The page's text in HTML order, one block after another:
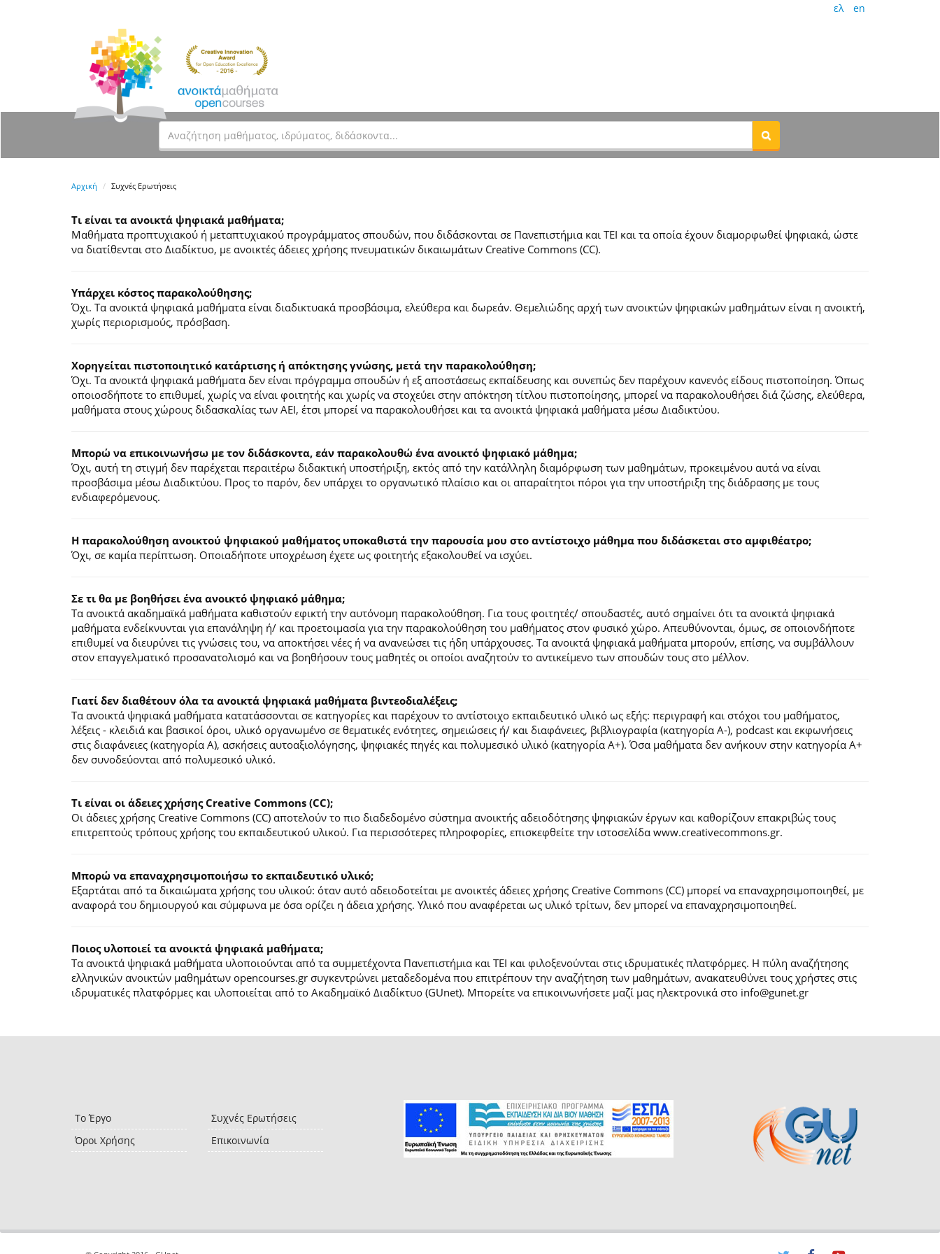
ελ en
Αρχική Συχνές Ερωτήσεις
Τι είναι τα ανοικτά ψηφιακά μαθήματα;
Μαθήματα προπτυχιακού ή μεταπτυχιακού προγράμματος σπουδών, που διδάσκονται σε Πανεπιστήμια και ΤΕΙ και τα οποία έχουν διαμορφωθεί ψηφιακά, ώστε
να διατίθενται στο Διαδίκτυο, με ανοικτές άδειες χρήσης πνευματικών δικαιωμάτων Creative Commons (CC).
Υπάρχει κόστος παρακολούθησης;
Όχι. Τα ανοικτά ψηφιακά μαθήματα είναι διαδικτυακά προσβάσιμα, ελεύθερα και δωρεάν. Θεμελιώδης αρχή των ανοικτών ψηφιακών μαθημάτων είναι η ανοικτή,
χωρίς περιορισμούς, πρόσβαση.
Χορηγείται πιστοποιητικό κατάρτισης ή απόκτησης γνώσης, μετά την παρακολούθηση;
Όχι. Τα ανοικτά ψηφιακά μαθήματα δεν είναι πρόγραμμα σπουδών ή εξ αποστάσεως εκπαίδευσης και συνεπώς δεν παρέχουν κανενός είδους πιστοποίηση. Όπως
οποιοσδήποτε το επιθυμεί, χωρίς να είναι φοιτητής και χωρίς να στοχεύει στην απόκτηση τίτλου πιστοποίησης, μπορεί να παρακολουθήσει διά ζώσης, ελεύθερα,
μαθήματα στους χώρους διδασκαλίας των ΑΕΙ, έτσι μπορεί να παρακολουθήσει και τα ανοικτά ψηφιακά μαθήματα μέσω Διαδικτύου.
Μπορώ να επικοινωνήσω με τον διδάσκοντα, εάν παρακολουθώ ένα ανοικτό ψηφιακό μάθημα;
Όχι, αυτή τη στιγμή δεν παρέχεται περαιτέρω διδακτική υποστήριξη, εκτός από την κατάλληλη διαμόρφωση των μαθημάτων, προκειμένου αυτά να είναι
προσβάσιμα μέσω Διαδικτύου. Προς το παρόν, δεν υπάρχει το οργανωτικό πλαίσιο και οι απαραίτητοι πόροι για την υποστήριξη της διάδρασης με τους
ενδιαφερόμενους.
Η παρακολούθηση ανοικτού ψηφιακού μαθήματος υποκαθιστά την παρουσία μου στο αντίστοιχο μάθημα που διδάσκεται στο αμφιθέατρο;
Όχι, σε καμία περίπτωση. Οποιαδήποτε υποχρέωση έχετε ως φοιτητής εξακολουθεί να ισχύει.
Σε τι θα με βοηθήσει ένα ανοικτό ψηφιακό μάθημα;
Τα ανοικτά ακαδημαϊκά μαθήματα καθιστούν εφικτή την αυτόνομη παρακολούθηση. Για τους φοιτητές/ σπουδαστές, αυτό σημαίνει ότι τα ανοικτά ψηφιακά
μαθήματα ενδείκνυνται για επανάληψη ή/ και προετοιμασία για την παρακολούθηση του μαθήματος στον φυσικό χώρο. Απευθύνονται, όμως, σε οποιονδήποτε
επιθυμεί να διευρύνει τις γνώσεις του, να αποκτήσει νέες ή να ανανεώσει τις ήδη υπάρχουσες. Τα ανοικτά ψηφιακά μαθήματα μπορούν, επίσης, να συμβάλλουν
στον επαγγελματικό προσανατολισμό και να βοηθήσουν τους μαθητές οι οποίοι αναζητούν το αντικείμενο των σπουδών τους στο μέλλον.
Γιατί δεν διαθέτουν όλα τα ανοικτά ψηφιακά μαθήματα βιντεοδιαλέξεις;
Τα ανοικτά ψηφιακά μαθήματα κατατάσσονται σε κατηγορίες και παρέχουν το αντίστοιχο εκπαιδευτικό υλικό ως εξής: περιγραφή και στόχοι του μαθήματος,
λέξεις - κλειδιά και βασικοί όροι, υλικό οργανωμένο σε θεματικές ενότητες, σημειώσεις ή/ και διαφάνειες, βιβλιογραφία (κατηγορία Α-), podcast και εκφωνήσεις
στις διαφάνειες (κατηγορία Α), ασκήσεις αυτοαξιολόγησης, ψηφιακές πηγές και πολυμεσικό υλικό (κατηγορία Α+). Όσα μαθήματα δεν ανήκουν στην κατηγορία Α+
δεν συνοδεύονται από πολυμεσικό υλικό.
Τι είναι οι άδειες χρήσης Creative Commons (CC);
Οι άδειες χρήσης Creative Commons (CC) αποτελούν το πιο διαδεδομένο σύστημα ανοικτής αδειοδότησης ψηφιακών έργων και καθορίζουν επακριβώς τους
επιτρεπτούς τρόπους χρήσης του εκπαιδευτικού υλικού. Για περισσότερες πληροφορίες, επισκεφθείτε την ιστοσελίδα www.creativecommons.gr.
Mπορώ να επαναχρησιμοποιήσω το εκπαιδευτικό υλικό;
Εξαρτάται από τα δικαιώματα χρήσης του υλικού: όταν αυτό αδειοδοτείται με ανοικτές άδειες χρήσης Creative Commons (CC) μπορεί να επαναχρησιμοποιηθεί, με
αναφορά του δημιουργού και σύμφωνα με όσα ορίζει η άδεια χρήσης. Υλικό που αναφέρεται ως υλικό τρίτων, δεν μπορεί να επαναχρησιμοποιηθεί.
Ποιος υλοποιεί τα ανοικτά ψηφιακά μαθήματα;
Τα ανοικτά ψηφιακά μαθήματα υλοποιούνται από τα συμμετέχοντα Πανεπιστήμια και ΤΕΙ και φιλοξενούνται στις ιδρυματικές πλατφόρμες. H πύλη αναζήτησης
ελληνικών ανοικτών μαθημάτων opencourses.gr συγκεντρώνει μεταδεδομένα που επιτρέπουν την αναζήτηση των μαθημάτων, ανακατευθύνει τους χρήστες στις
ιδρυματικές πλατφόρμες και υλοποιείται από το Ακαδημαϊκό Διαδίκτυο (GUnet). Μπορείτε να επικοινωνήσετε μαζί μας ηλεκτρονικά στο info@gunet.gr
Το Έργο
Όροι Χρήσης
Συχνές Ερωτήσεις
Επικοινωνία